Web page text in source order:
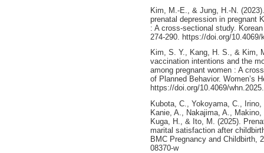
Kim, M.-E., & Jung, H.-N.
prenatal depression in pregnant
: A cross-sectional study.
274‑290. https://doi.org/10.4069/
Kim, S. Y., Kang, H. S., & Kim,
vaccination intentions and the
among pregnant women : A
of Planned Behavior. Women’s
https://doi.org/10.4069/
Kubota, C., Yokoyama, C.,
Kanie, A., Nakajima, A.,
Kuga, H., & Ito, M. (2025).
marital satisfaction after
BMC Pregnancy and Childbirth,
08370-w